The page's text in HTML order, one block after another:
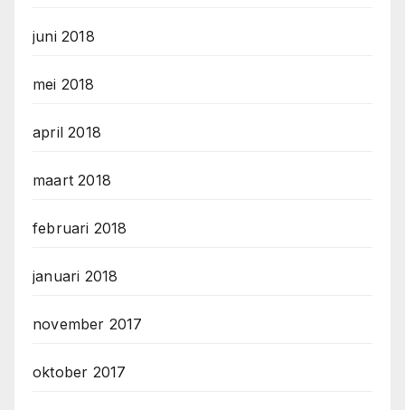
juni 2018
mei 2018
april 2018
maart 2018
februari 2018
januari 2018
november 2017
oktober 2017